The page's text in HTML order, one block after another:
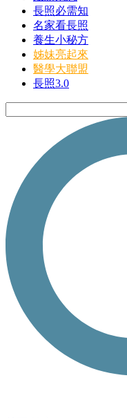
長照必需知
名家看長照
養生小秘方
姊妹亮起來
醫學大聯盟
長照3.0